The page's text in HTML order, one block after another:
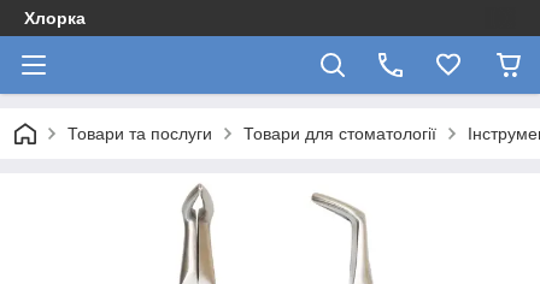
Хлорка
Товари та послуги Товари для стоматології